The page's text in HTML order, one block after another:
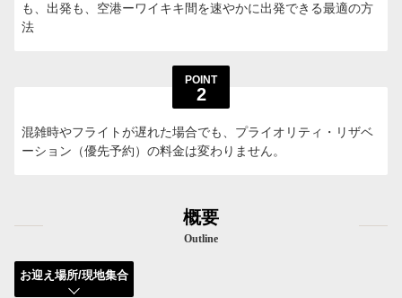
も、出発も、空港ーワイキキ間を速やかに出発できる最適の方
法
POINT
2
混雑時やフライトが遅れた場合でも、プライオリティ・リザベ
ーション（優先予約）の料金は変わりません。
概要
Outline
お迎え場所/現地集合